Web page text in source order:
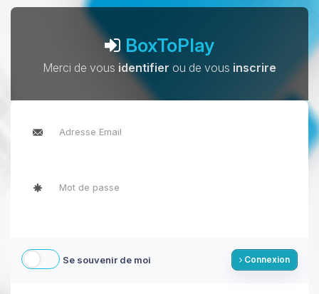
BoxToPlay
Merci de vous identifier ou de vous inscrire
Se souvenir de moi Connexion